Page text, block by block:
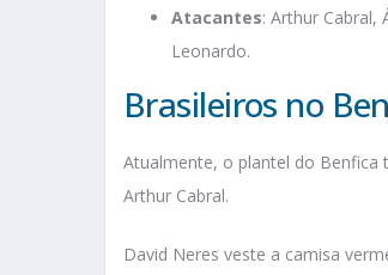
Atacantes: Arthur Cabral,
Leonardo.
Brasileiros no
Atualmente, o plantel do
Arthur Cabral.
David Neres veste a camisa